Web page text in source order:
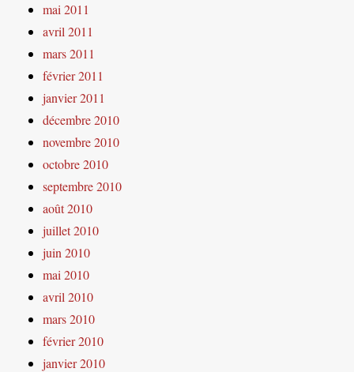
mai 2011
avril 2011
mars 2011
février 2011
janvier 2011
décembre 2010
novembre 2010
octobre 2010
septembre 2010
août 2010
juillet 2010
juin 2010
mai 2010
avril 2010
mars 2010
février 2010
janvier 2010